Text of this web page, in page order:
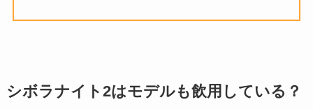
シボラナイト2はモデルも飲用している？